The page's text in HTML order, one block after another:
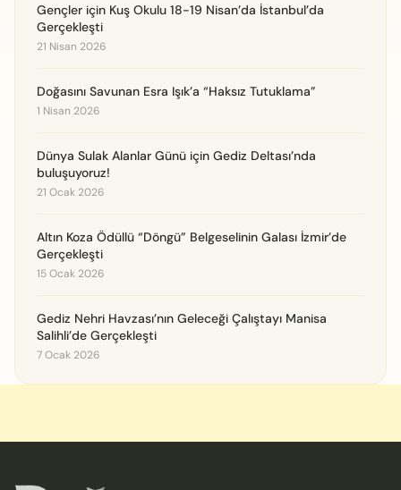
Gençler için Kuş Okulu 18-19 Nisan’da İstanbul’da
Gerçekleşti
21 Nisan 2026
Doğasını Savunan Esra Işık’a “Haksız Tutuklama”
1 Nisan 2026
Dünya Sulak Alanlar Günü için Gediz Deltası’nda
buluşuyoruz!
21 Ocak 2026
Altın Koza Ödüllü “Döngü” Belgeselinin Galası İzmir’de
Gerçekleşti
15 Ocak 2026
Gediz Nehri Havzası’nın Geleceği Çalıştayı Manisa
Salihli’de Gerçekleşti
7 Ocak 2026